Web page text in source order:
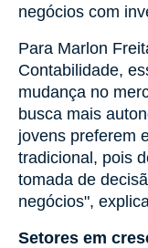
negócios com
Para Marlon
Contabilidade,
mudança no
busca mais
jovens preferem
tradicional, pois
tomada de
negócios",
Setores em